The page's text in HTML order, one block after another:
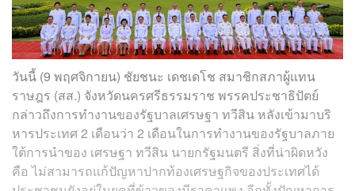
วันนี้ (9 พฤศจิกายน) ชัยชนะ เดชเดโช สมาชิกสภาผู้แทน
ราษฎร (สส.) จังหวัดนครศรีธรรมราช พรรคประชาธิปัตย์
กล่าวถึงการทำงานของรัฐบาลเศรษฐา ทวีสิน หลังเข้ามาบริ
หารประเทศ 2 เดือนว่า 2 เดือนในการทำงานของรัฐบาลภาย
ใต้การนำของ เศรษฐา ทวีสิน นายก​รัฐมนตรี​ สิ่งที่น่าผิดหวัง
คือ ไม่สามารถแก้ปัญหาปากท้องเศรษฐกิจของประเทศได้